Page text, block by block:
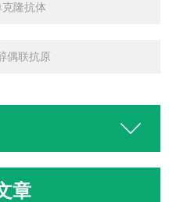
隆抗体
偶联抗原
章